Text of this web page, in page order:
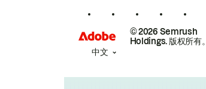
© 2026 Semrush
Holdings. 版权所有。
中文